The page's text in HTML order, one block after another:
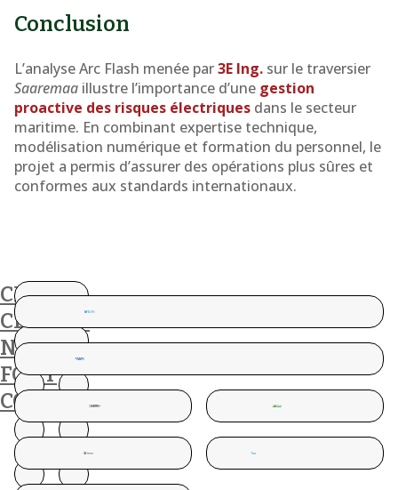
Conclusion
L’analyse Arc Flash menée par3E Ing. sur le traversier
Saaremaa illustre l’importance d’une gestion
proactive des risques électriques dans le secteur
maritime. En combinant expertise technique,
modélisation numérique et formation du personnel, le
projet a permis d’assurer des opérations plus sûres et
conformes aux standards internationaux.
CES
CLIENTS
NOUS
FONT
CONFIANCE